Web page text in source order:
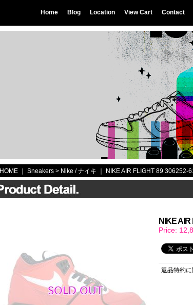
Home Blog Location View Cart Contact
HOME ｜ Sneakers > Nike / ナイキ NIKE AIR FLIGHT 89 306252-
NIKE AIR
Price:
返品特約